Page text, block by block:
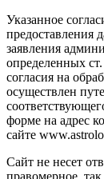
Указанное
предоставления
заявления
определенных
согласия на
осуществлен
форме на адрес
сайте
Сайт не несет
правомерное,